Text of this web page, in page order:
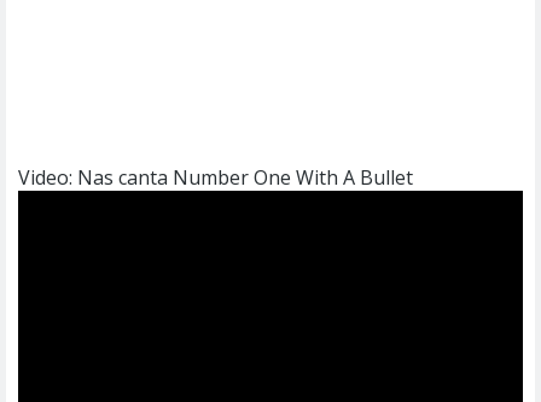
Video: Nas canta Number One With A Bullet